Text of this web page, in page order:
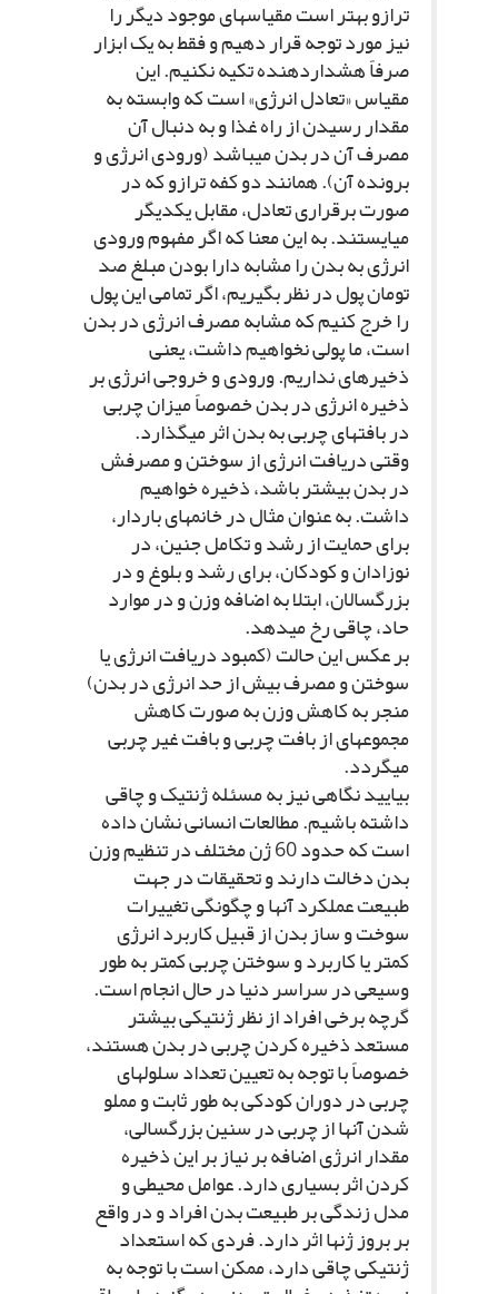
ترازو بهتر است مقیاس‏هاى موجود دیگر را
نیز مورد توجه قرار دهیم و فقط به یک ابزار
صرفاً هشداردهنده تکیه نکنیم. این
مقیاس «تعادل انرژى» است که وابسته به
مقدار رسیدن از راه غذا و به دنبال آن
مصرف آن در بدن مى‏باشد (ورودى انرژى و
برون‏ده آن). همانند دو کفه ترازو که در
صورت برقرارى تعادل، مقابل یکدیگر
مى‏ایستند. به این معنا که اگر مفهوم ورودى
انرژى به بدن را مشابه دارا بودن مبلغ صد
تومان پول در نظر بگیریم، اگر تمامى این پول
را خرج کنیم که مشابه مصرف انرژى در بدن
است، ما پولى نخواهیم داشت، یعنى
ذخیره‏اى نداریم. ورودى و خروجى انرژى بر
ذخیره انرژى در بدن خصوصاً میزان چربى
در بافت‏هاى چربى به بدن اثر مى‏گذارد.
وقتى دریافت انرژى از سوختن و مصرفش
در بدن بیشتر باشد، ذخیره خواهیم
داشت. به عنوان مثال در خانم‏هاى باردار،
براى حمایت از رشد و تکامل جنین، در
نوزادان و کودکان، براى رشد و بلوغ و در
بزرگسالان، ابتلا به اضافه وزن و در موارد
حاد، چاقى رخ مى‏دهد.
بر عکس این حالت (کمبود دریافت انرژى یا
سوختن و مصرف بیش از حد انرژى در بدن)
منجر به کاهش وزن به صورت کاهش
مجموعه‏اى از بافت چربى و بافت غیر چربى
مى‏گردد.
بیایید نگاهى نیز به مسئله ژنتیک و چاقى
داشته باشیم. مطالعات انسانى نشان داده
است که حدود 60 ژن مختلف در تنظیم وزن
بدن دخالت دارند و تحقیقات در جهت
طبیعت عملکرد آنها و چگونگى تغییرات
سوخت و ساز بدن از قبیل کاربرد انرژى
کمتر یا کاربرد و سوختن چربى کمتر به طور
وسیعى در سراسر دنیا در حال انجام است.
گرچه برخى افراد از نظر ژنتیکى بیشتر
مستعد ذخیره کردن چربى در بدن هستند،
خصوصاً با توجه به تعیین تعداد سلول‏هاى
چربى در دوران کودکى به طور ثابت و مملو
شدن آنها از چربى در سنین بزرگسالى،
مقدار انرژى اضافه بر نیاز بر این ذخیره
کردن اثر بسیارى دارد. عوامل محیطى و
مدل زندگى بر طبیعت بدن افراد و در واقع
بر بروز ژن‏ها اثر دارد. فردى که استعداد
ژنتیکى چاقى دارد، ممکن است با توجه به